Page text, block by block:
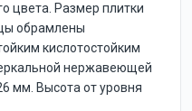
цвета. Размер плитки
обрамлены
кислотостойким
нержавеющей
мм. Высота от уровня